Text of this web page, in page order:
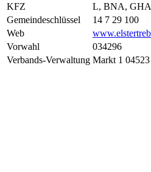
KFZ
L, BNA,
Gemeindeschlüssel
14 7 29 100
Web
Vorwahl
034296
Verbands-Verwaltung Markt 1 04523